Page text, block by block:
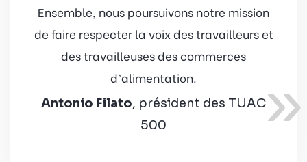
»
Ensemble, nous poursuivons notre mission
de faire respecter la voix des travailleurs et
des travailleuses des commerces
d’alimentation.
Antonio Filato, président des TUAC
500